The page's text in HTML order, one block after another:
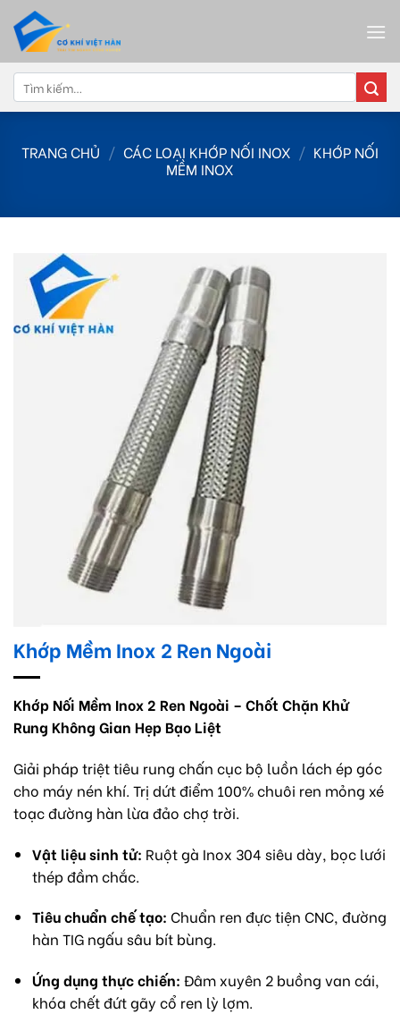
content
Tìm
kiếm:
TRANG CHỦ / CÁC LOẠI KHỚP NỐI INOX / KHỚP NỐI
MỀM INOX
Khớp Mềm Inox 2 Ren Ngoài
Khớp Nối Mềm Inox 2 Ren Ngoài – Chốt Chặn Khử
Rung Không Gian Hẹp Bạo Liệt
Giải pháp triệt tiêu rung chấn cục bộ luồn lách ép góc
cho máy nén khí. Trị dứt điểm 100% chuôi ren mỏng xé
toạc đường hàn lừa đảo chợ trời.
Vật liệu sinh tử: Ruột gà Inox 304 siêu dày, bọc lưới
thép đầm chắc.
Tiêu chuẩn chế tạo: Chuẩn ren đực tiện CNC, đường
hàn TIG ngấu sâu bít bùng.
Ứng dụng thực chiến: Đâm xuyên 2 buồng van cái,
khóa chết đứt gãy cổ ren lỳ lợm.